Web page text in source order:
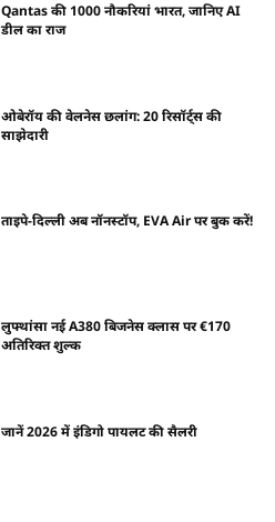
Qantas की 1000 नौकरियां भारत, जानिए AI
डील का राज
ओबेरॉय की वेलनेस छलांग: 20 रिसॉर्ट्स की
साझेदारी
ताइपे-दिल्ली अब नॉनस्टॉप, EVA Air पर बुक करें!
लुफ्थांसा नई A380 बिजनेस क्लास पर €170
अतिरिक्त शुल्क
जानें 2026 में इंडिगो पायलट की सैलरी